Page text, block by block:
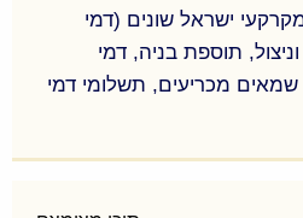
ישראל שונים (דמי
וניצול, תוספת בניה, דמי
שמאים מכריעים, תשלומי דמי